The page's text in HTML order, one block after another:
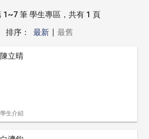
1~7 筆 學生專區，共有 1 頁
排序：
最舊
最新
陳立晴
學生介紹